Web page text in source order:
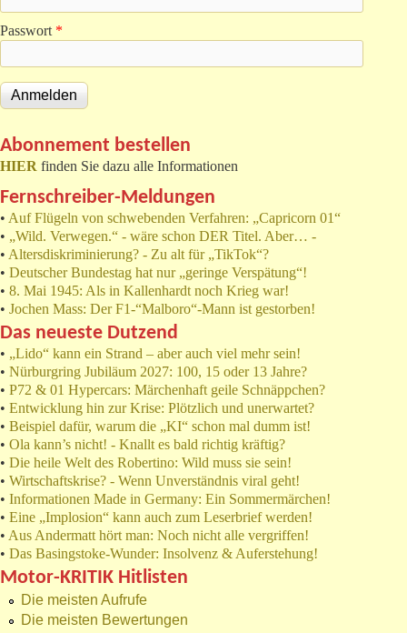
Passwort *
Abonnement bestellen
HIER finden Sie dazu alle Informationen
Fernschreiber-Meldungen
• Auf Flügeln von schwebenden Verfahren: „Capricorn 01“
• „Wild. Verwegen.“ - wäre schon DER Titel. Aber… -
• Altersdiskriminierung? - Zu alt für „TikTok“?
• Deutscher Bundestag hat nur „geringe Verspätung“!
• 8. Mai 1945: Als in Kallenhardt noch Krieg war!
• Jochen Mass: Der F1-“Malboro“-Mann ist gestorben!
Das neueste Dutzend
• „Lido“ kann ein Strand – aber auch viel mehr sein!
• Nürburgring Jubiläum 2027: 100, 15 oder 13 Jahre?
• P72 & 01 Hypercars: Märchenhaft geile Schnäppchen?
• Entwicklung hin zur Krise: Plötzlich und unerwartet?
• Beispiel dafür, warum die „KI“ schon mal dumm ist!
• Ola kann’s nicht! - Knallt es bald richtig kräftig?
• Die heile Welt des Robertino: Wild muss sie sein!
• Wirtschaftskrise? - Wenn Unverständnis viral geht!
• Informationen Made in Germany: Ein Sommermärchen!
• Eine „Implosion“ kann auch zum Leserbrief werden!
• Aus Andermatt hört man: Noch nicht alle vergriffen!
• Das Basingstoke-Wunder: Insolvenz & Auferstehung!
Motor-KRITIK Hitlisten
Die meisten Aufrufe
Die meisten Bewertungen